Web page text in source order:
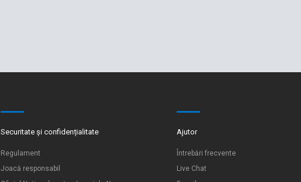
Securitate și confidențialitate
Regulament
Joacă responsabil
Ajutor
Întrebări frecvente
Live Chat